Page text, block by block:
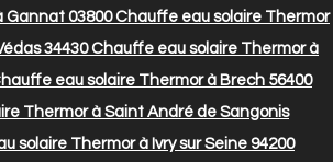
Gannat 03800Chauffe eau solaire Thermor
34430Chauffe eau solaire Thermor à
eau solaire Thermor à Brech 56400
Thermor à Saint André de Sangonis
solaire Thermor à Ivry sur Seine 94200